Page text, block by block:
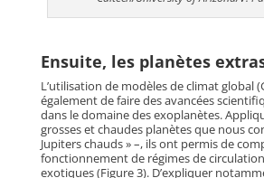
Ensuite, les planètes
L’utilisation de modèles de climat global
également de faire des avancées
dans le domaine des exoplanètes.
grosses et chaudes planètes que nous
Jupiters chauds » –, ils ont permis de
fonctionnement de régimes de
exotiques (Figure 3). D’expliquer